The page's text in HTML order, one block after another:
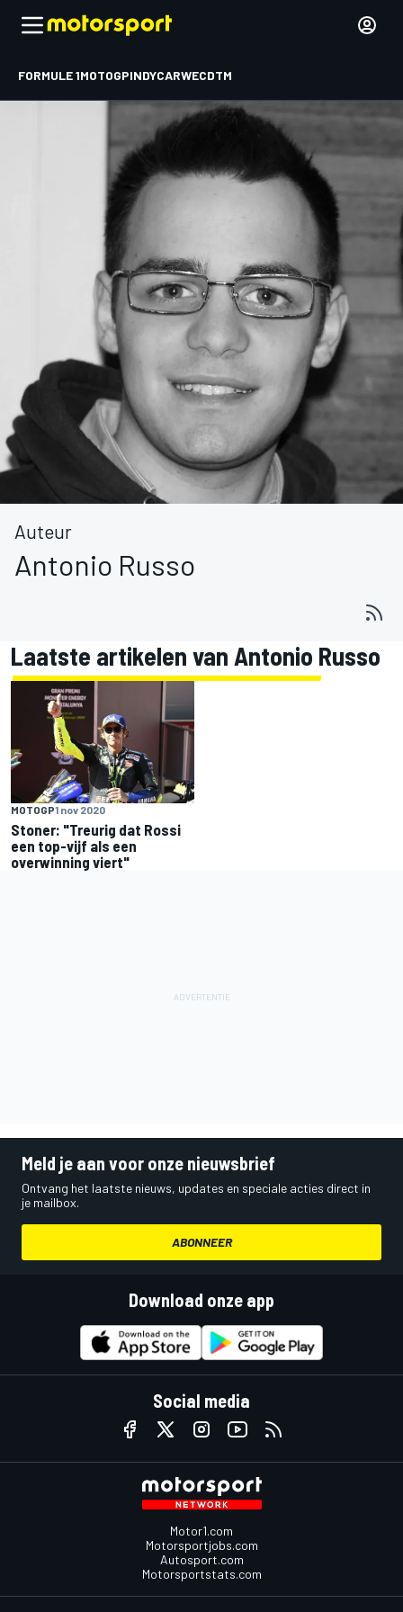
FORMULE 1MOTOGPINDYCARWECDTM
Auteur
Antonio Russo
Laatste artikelen van Antonio Russo
MOTOGP1 nov 2020
Stoner: "Treurig dat Rossi
een top-vijf als een
overwinning viert"
Meld je aan voor onze nieuwsbrief
Ontvang het laatste nieuws, updates en speciale acties direct in
je mailbox.
ABONNEER
Download onze app
Social media
Motor1.com
Motorsportjobs.com
Autosport.com
Motorsportstats.com